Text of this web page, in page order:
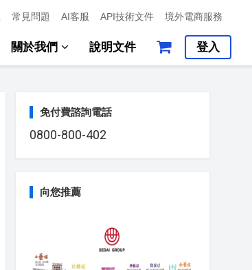
常見問題 AI客服 API技術文件 境外電商服務
關於我們 說明文件 登入
免付費諮詢電話
0800-800-402
向您推薦